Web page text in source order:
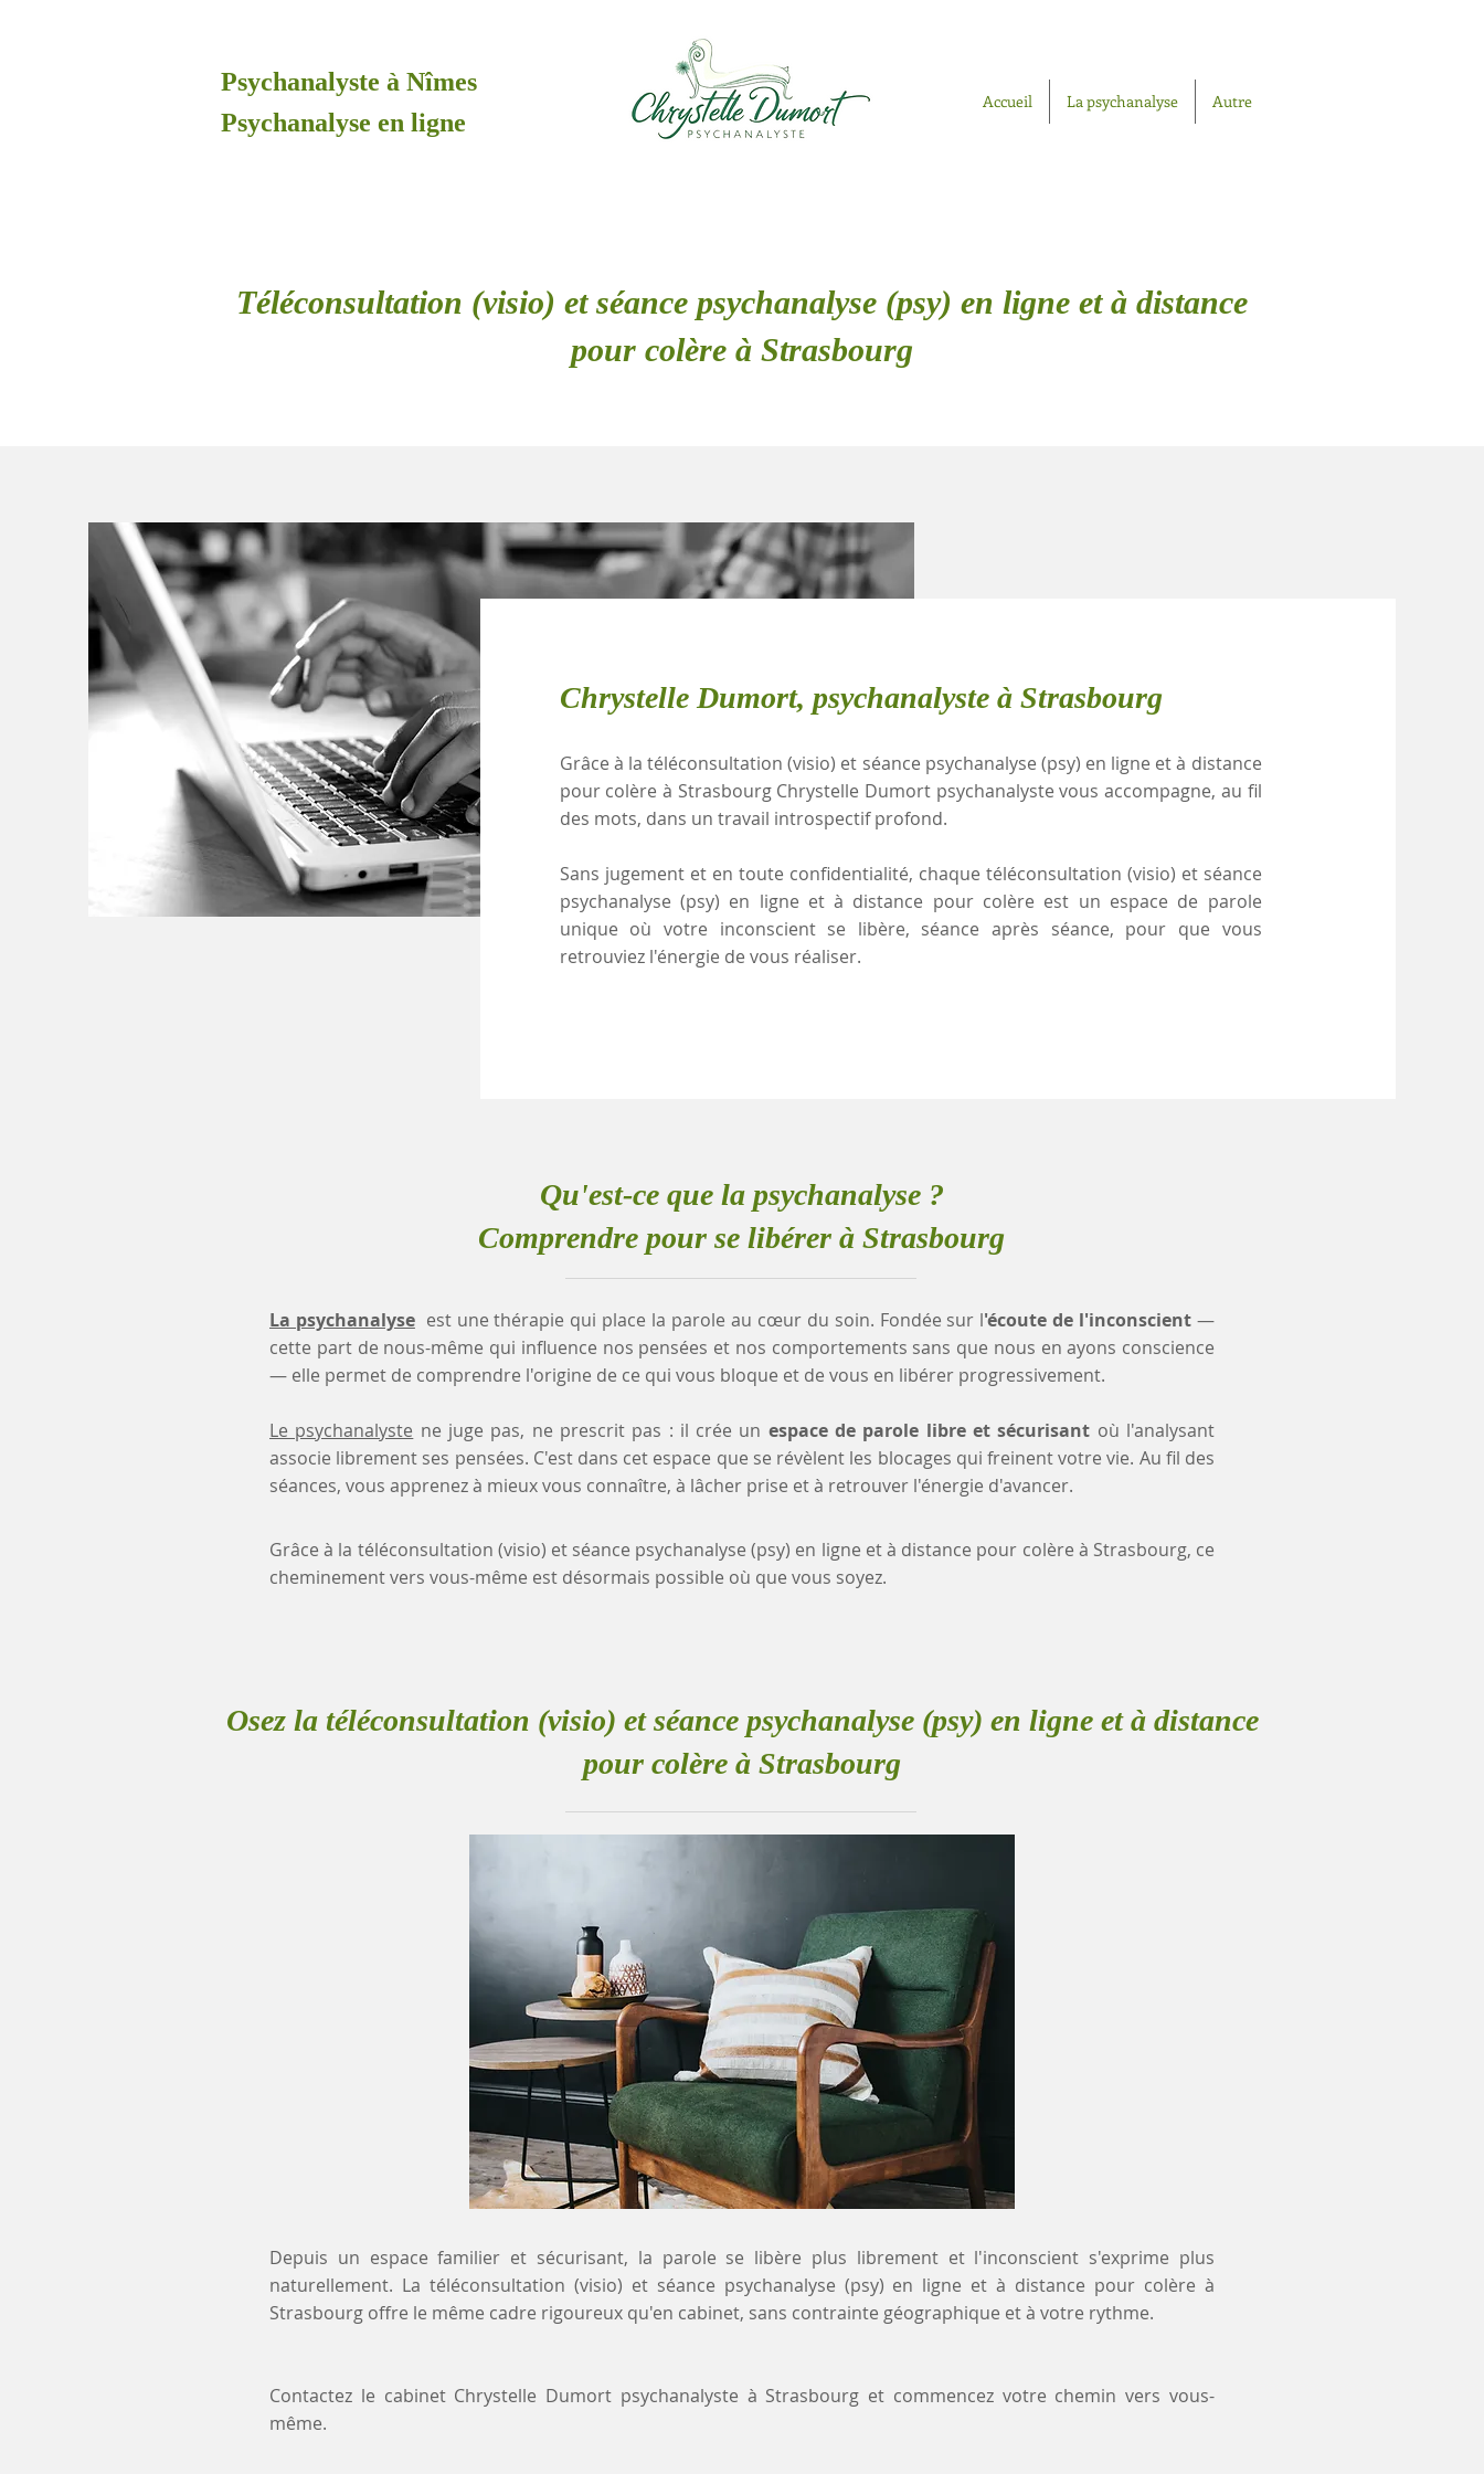
Psychanalyste à Nîmes
Psychanalyse en ligne
Accueil La psychanalyse Autre
Téléconsultation (visio) et séance psychanalyse (psy) en ligne et à distance
pour colère à Strasbourg
Chrystelle Dumort, psychanalyste à Strasbourg
Grâce à la téléconsultation (visio) et séance psychanalyse (psy) en ligne et à distance
pour colère à Strasbourg Chrystelle Dumort psychanalyste vous accompagne, au fil
des mots, dans un travail introspectif profond.
Sans jugement et en toute confidentialité, chaque téléconsultation (visio) et séance
psychanalyse (psy) en ligne et à distance pour colère est un espace de parole
unique où votre inconscient se libère, séance après séance, pour que vous
retrouviez l'énergie de vous réaliser.
Qu'est-ce que la psychanalyse ?
Comprendre pour se libérer à Strasbourg
La psychanalyse est une thérapie qui place la parole au cœur du soin. Fondée sur l'écoute de l'inconscient—
cette part de nous-même qui influence nos pensées et nos comportements sans que nous en ayons conscience
— elle permet de comprendre l'origine de ce qui vous bloque et de vous en libérer progressivement.
Le psychanalyste ne juge pas, ne prescrit pas : il crée un espace de parole libre et sécurisant où l'analysant
associe librement ses pensées. C'est dans cet espace que se révèlent les blocages qui freinent votre vie. Au fil des
séances, vous apprenez à mieux vous connaître, à lâcher prise et à retrouver l'énergie d'avancer.
Grâce à la téléconsultation (visio) et séance psychanalyse (psy) en ligne et à distance pour colère à Strasbourg, ce
cheminement vers vous-même est désormais possible où que vous soyez.
Osez la téléconsultation (visio) et séance psychanalyse (psy) en ligne et à distance
pour colère à Strasbourg
Depuis un espace familier et sécurisant, la parole se libère plus librement et l'inconscient s'exprime plus
naturellement. La téléconsultation (visio) et séance psychanalyse (psy) en ligne et à distance pour colère à
Strasbourg offre le même cadre rigoureux qu'en cabinet, sans contrainte géographique et à votre rythme.
Contactez le cabinet Chrystelle Dumort psychanalyste à Strasbourg et commencez votre chemin vers vous-
même.